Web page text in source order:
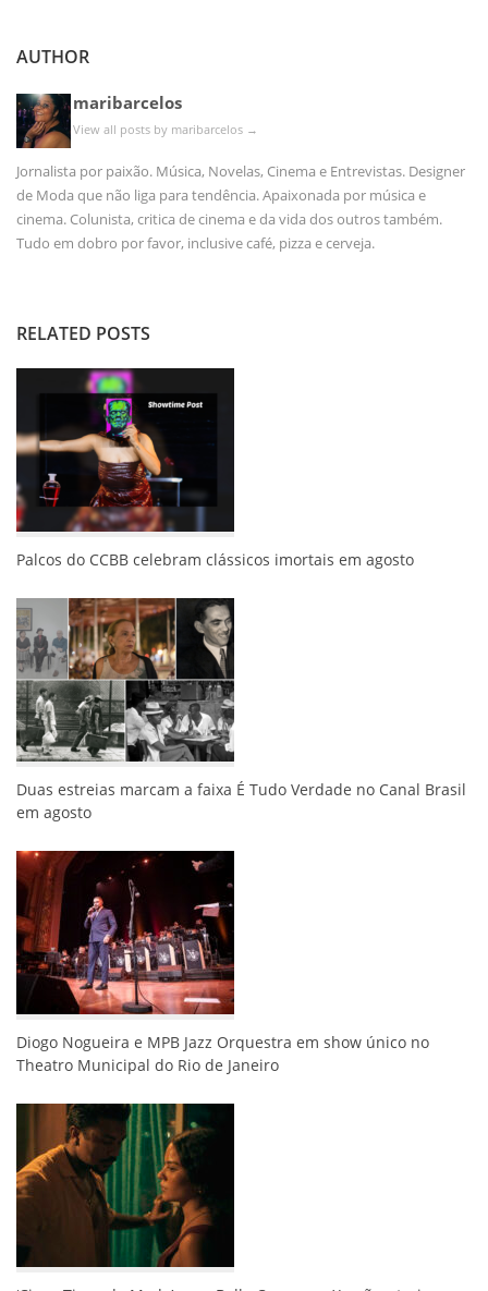
AUTHOR
maribarcelos
View all posts by maribarcelos →
Jornalista por paixão. Música, Novelas, Cinema e Entrevistas. Designer
de Moda que não liga para tendência. Apaixonada por música e
cinema. Colunista, critica de cinema e da vida dos outros também.
Tudo em dobro por favor, inclusive café, pizza e cerveja.
RELATED POSTS
Palcos do CCBB celebram clássicos imortais em agosto
Duas estreias marcam a faixa É Tudo Verdade no Canal Brasil
em agosto
Diogo Nogueira e MPB Jazz Orquestra em show único no
Theatro Municipal do Rio de Janeiro